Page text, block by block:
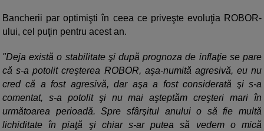
Bancherii par optimişti în ceea ce priveşte evoluţia ROBOR-
ului, cel puţin pentru acest an.
"Deja există o stabilitate şi după prognoza de inflaţie se pare
că s-a potolit creşterea ROBOR, aşa-numită agresivă, eu nu
cred că a fost agresivă, dar aşa a fost considerată şi s-a
comentat, s-a potolit şi nu mai aşteptăm creşteri mari în
următoarea perioadă. Spre sfârşitul anului o să fie multă
lichiditate în piaţă şi chiar s-ar putea să vedem o mică